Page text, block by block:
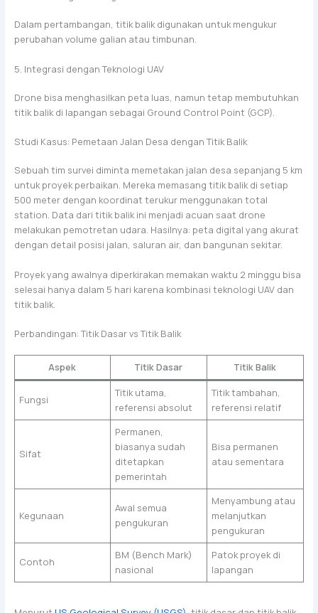
Dalam pertambangan, titik balik digunakan untuk mengukur
perubahan volume galian atau timbunan.
5. Integrasi dengan Teknologi UAV
Drone bisa menghasilkan peta luas, namun tetap membutuhkan
titik balik di lapangan sebagai Ground Control Point (GCP).
Studi Kasus: Pemetaan Jalan Desa dengan Titik Balik
Sebuah tim survei diminta memetakan jalan desa sepanjang 5 km
untuk proyek perbaikan. Mereka memasang titik balik di setiap
500 meter dengan koordinat terukur menggunakan total
station. Data dari titik balik ini menjadi acuan saat drone
melakukan pemotretan udara. Hasilnya: peta digital yang akurat
dengan detail posisi jalan, saluran air, dan bangunan sekitar.
Proyek yang awalnya diperkirakan memakan waktu 2 minggu bisa
selesai hanya dalam 5 hari karena kombinasi teknologi UAV dan
titik balik.
Perbandingan: Titik Dasar vs Titik Balik
Aspek Titik Dasar Titik Balik
Fungsi
Titik utama,
referensi absolut
Titik tambahan,
referensi relatif
Sifat
Permanen,
biasanya sudah
ditetapkan
pemerintah
Bisa permanen
atau sementara
Kegunaan
Awal semua
pengukuran
Menyambung atau
melanjutkan
pengukuran
Contoh
BM (Bench Mark)
nasional
Patok proyek di
lapangan